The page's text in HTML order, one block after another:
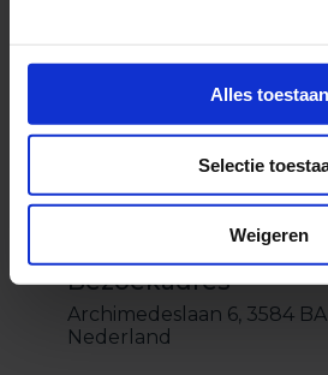
Alles toestaan
Selectie
Weigeren
Bezoekadres
Archimedeslaan 6, 3584
Nederland